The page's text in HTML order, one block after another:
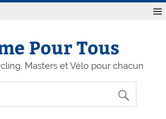
Pour Tous
Masters et Vélo pour chacun